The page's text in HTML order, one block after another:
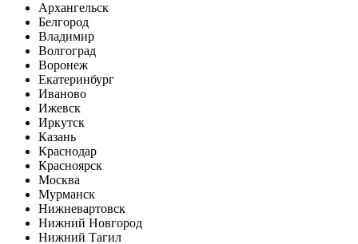
Архангельск
Белгород
Владимир
Волгоград
Воронеж
Екатеринбург
Иваново
Ижевск
Иркутск
Казань
Краснодар
Красноярск
Москва
Мурманск
Нижневартовск
Нижний Новгород
Нижний Тагил